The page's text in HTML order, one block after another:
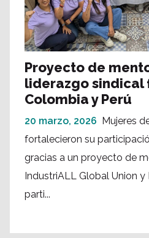
Proyecto de
liderazgo sindical
Colombia y Perú
20 marzo, 2026
Mujeres
fortalecieron su
gracias a un proyecto de
IndustriALL Global Union y
parti...